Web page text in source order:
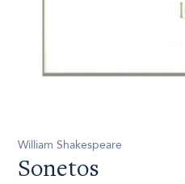
William Shakespeare
Sonetos